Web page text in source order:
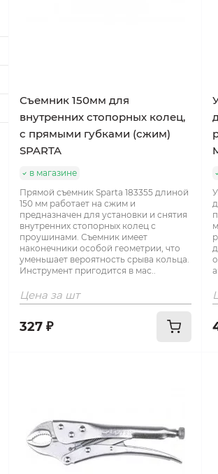
Съемник 150мм для
внутренних стопорных колец,
с прямыми губками (сжим)
SPARTA
в магазине
Прямой съемник Sparta 183355 длиной
150 мм работает на сжим и
предназначен для установки и снятия
внутренних стопорных колец с
проушинами. Съемник имеет
наконечники особой геометрии, что
уменьшает вероятность срыва кольца.
Инструмент пригодится в мас..
Цена за шт
327 ₽